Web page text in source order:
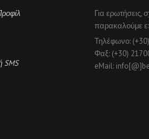
SMS
Για ερωτήσεις,
παρακαλούμε
Τηλέφωνο:
Φαξ: (+30)
eMail: